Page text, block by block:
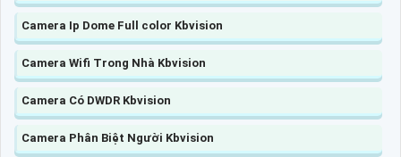
Camera Ip Dome Full color Kbvision
Camera Wifi Trong Nhà Kbvision
Camera Có DWDR Kbvision
Camera Phân Biệt Người Kbvision